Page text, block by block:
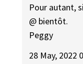
Pour autant,
@ bientôt.
Peggy
28 May, 2022